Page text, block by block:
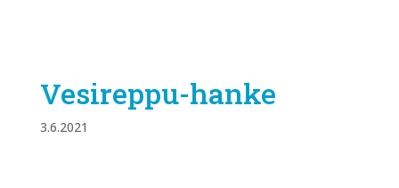
Vesireppu-hanke
3.6.2021